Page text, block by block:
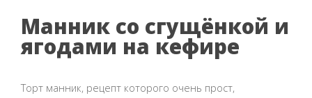
Манник со сгущёнкой и
ягодами на кефире
Торт манник, рецепт которого очень прост,